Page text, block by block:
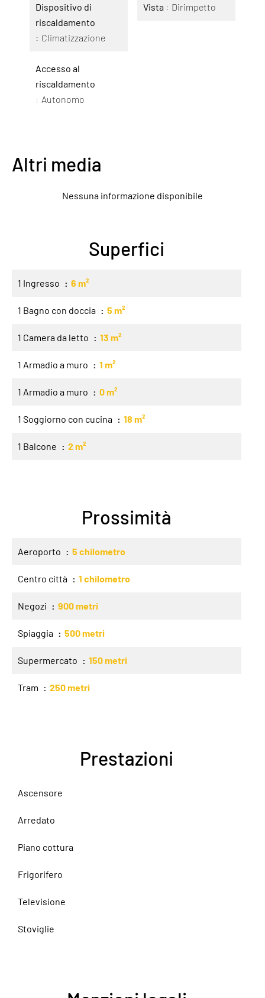
Dispositivo di
riscaldamento
Climatizzazione
Accesso al
riscaldamento
Autonomo
Vista Dirimpetto
Altri media
Nessuna informazione disponibile
Superfici
1 Ingresso 6 m²
1 Bagno con doccia 5 m²
1 Camera da letto 13 m²
1 Armadio a muro 1 m²
1 Armadio a muro 0 m²
1 Soggiorno con cucina 18 m²
1 Balcone 2 m²
Prossimità
Aeroporto 5 chilometro
Centro città 1 chilometro
Negozi 900 metri
Spiaggia 500 metri
Supermercato 150 metri
Tram 250 metri
Prestazioni
Ascensore
Arredato
Piano cottura
Frigorifero
Televisione
Stoviglie